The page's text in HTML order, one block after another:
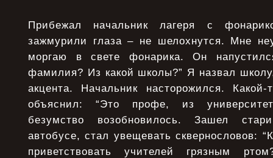
Прибежал начальник лагеря с
зажмурили глаза – не шелохнутся. Мне
моргаю в свете фонарика. Он
фамилия? Из какой школы?” Я назвал
акцента. Начальник насторожился.
объяснил: “Это профе, из
безумство возобновилось. Зашел
автобусе, стал увещевать сквернословов:
приветствовать учителей грязным